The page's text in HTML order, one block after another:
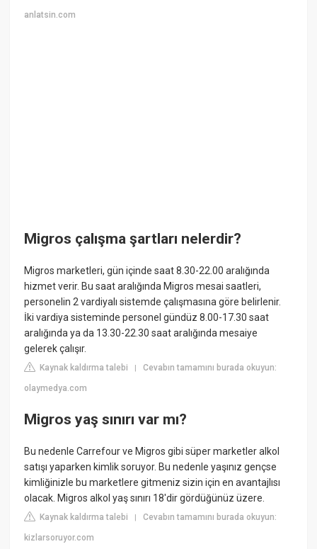
anlatsin.com
Migros çalışma şartları nelerdir?
Migros marketleri, gün içinde saat 8.30-22.00 aralığında
hizmet verir. Bu saat aralığında Migros mesai saatleri,
personelin 2 vardiyalı sistemde çalışmasına göre belirlenir.
İki vardiya sisteminde personel gündüz 8.00-17.30 saat
aralığında ya da 13.30-22.30 saat aralığında mesaiye
gelerek çalışır.
Kaynak kaldırma talebi |Cevabın tamamını burada okuyun:
olaymedya.com
Migros yaş sınırı var mı?
Bu nedenle Carrefour ve Migros gibi süper marketler alkol
satışı yaparken kimlik soruyor. Bu nedenle yaşınız gençse
kimliğinizle bu marketlere gitmeniz sizin için en avantajlısı
olacak. Migros alkol yaş sınırı 18'dir gördüğünüz üzere.
Kaynak kaldırma talebi |Cevabın tamamını burada okuyun:
kizlarsoruyor.com